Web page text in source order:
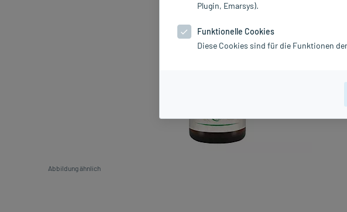
Abbildung ähnlich
Plugin, Emarsys).
Funktionelle Cookies
Diese Cookies sind für die Funktionen